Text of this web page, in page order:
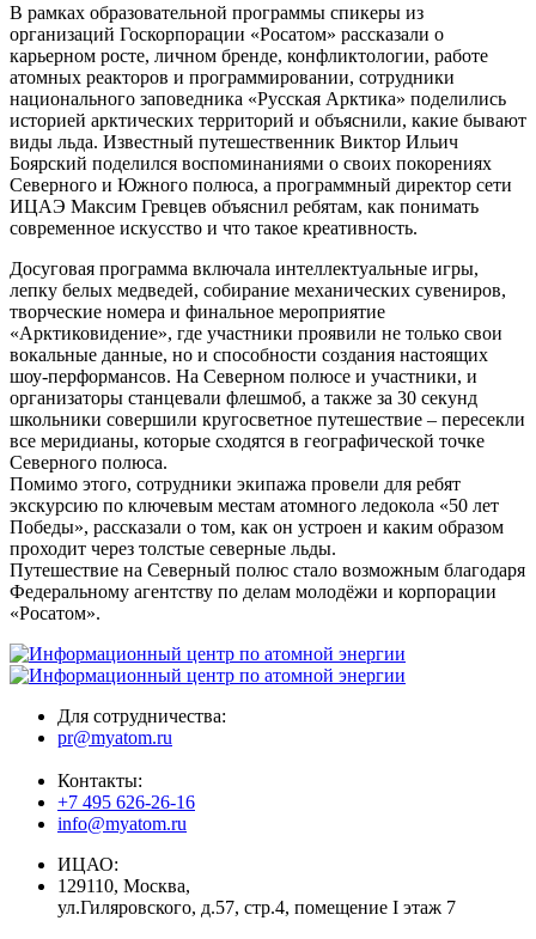
В рамках образовательной программы спикеры из
организаций Госкорпорации «Росатом» рассказали о
карьерном росте, личном бренде, конфликтологии, работе
атомных реакторов и программировании, сотрудники
национального заповедника «Русская Арктика» поделились
историей арктических территорий и объяснили, какие бывают
виды льда. Известный путешественник Виктор Ильич
Боярский поделился воспоминаниями о своих покорениях
Северного и Южного полюса, а программный директор сети
ИЦАЭ Максим Гревцев объяснил ребятам, как понимать
современное искусство и что такое креативность.
Досуговая программа включала интеллектуальные игры,
лепку белых медведей, собирание механических сувениров,
творческие номера и финальное мероприятие
«Арктиковидение», где участники проявили не только свои
вокальные данные, но и способности создания настоящих
шоу-перформансов. На Северном полюсе и участники, и
организаторы станцевали флешмоб, а также за 30 секунд
школьники совершили кругосветное путешествие – пересекли
все меридианы, которые сходятся в географической точке
Северного полюса.
Помимо этого, сотрудники экипажа провели для ребят
экскурсию по ключевым местам атомного ледокола «50 лет
Победы», рассказали о том, как он устроен и каким образом
проходит через толстые северные льды.
Путешествие на Северный полюс стало возможным благодаря
Федеральному агентству по делам молодёжи и корпорации
«Росатом».
Для сотрудничества:
pr@myatom.ru
Контакты:
+7 495 626-26-16
info@myatom.ru
ИЦАО:
129110, Москва,
ул.Гиляровского, д.57, стр.4, помещение I этаж 7